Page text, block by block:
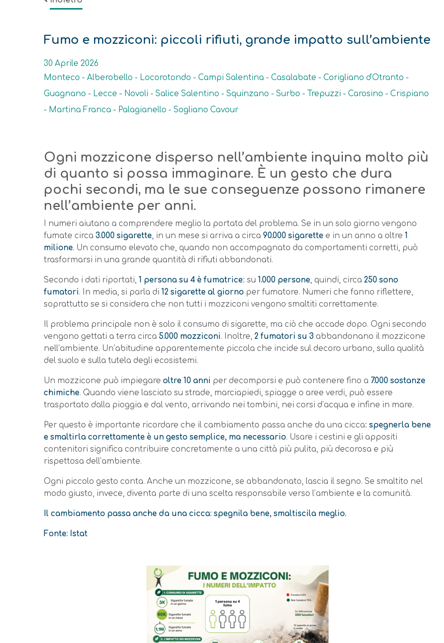
Fumo e mozziconi: piccoli rifiuti, grande impatto sull’ambiente
Data
30 Aprile 2026
Monteco - Alberobello - Locorotondo - Campi Salentina - Casalabate - Corigliano d'Otranto -
Guagnano - Lecce - Novoli - Salice Salentino - Squinzano - Surbo - Trepuzzi - Carosino - Crispiano
- Martina Franca - Palagianello - Sogliano Cavour
Descrizione
Ogni mozzicone disperso nell’ambiente inquina molto più
di quanto si possa immaginare. È un gesto che dura
pochi secondi, ma le sue conseguenze possono rimanere
nell’ambiente per anni.
I numeri aiutano a comprendere meglio la portata del problema. Se in un solo giorno vengono
fumate circa 3.000 sigarette, in un mese si arriva a circa 90.000 sigarette e in un anno a oltre 1
milione. Un consumo elevato che, quando non accompagnato da comportamenti corretti, può
trasformarsi in una grande quantità di rifiuti abbandonati.
Secondo i dati riportati, 1 persona su 4 è fumatrice: su 1.000 persone, quindi, circa 250 sono
fumatori. In media, si parla di 12 sigarette al giorno per fumatore. Numeri che fanno riflettere,
soprattutto se si considera che non tutti i mozziconi vengono smaltiti correttamente.
Il problema principale non è solo il consumo di sigarette, ma ciò che accade dopo. Ogni secondo
vengono gettati a terra circa 5.000 mozziconi. Inoltre, 2 fumatori su 3 abbandonano il mozzicone
nell’ambiente. Un’abitudine apparentemente piccola che incide sul decoro urbano, sulla qualità
del suolo e sulla tutela degli ecosistemi.
Un mozzicone può impiegare oltre 10 anni per decomporsi e può contenere fino a 7.000 sostanze
chimiche. Quando viene lasciato su strade, marciapiedi, spiagge o aree verdi, può essere
trasportato dalla pioggia e dal vento, arrivando nei tombini, nei corsi d’acqua e infine in mare.
Per questo è importante ricordare che il cambiamento passa anche da una cicca: spegnerla bene
e smaltirla correttamente è un gesto semplice, ma necessario. Usare i cestini e gli appositi
contenitori significa contribuire concretamente a una città più pulita, più decorosa e più
rispettosa dell’ambiente.
Ogni piccolo gesto conta. Anche un mozzicone, se abbandonato, lascia il segno. Se smaltito nel
modo giusto, invece, diventa parte di una scelta responsabile verso l’ambiente e la comunità.
Il cambiamento passa anche da una cicca: spegnila bene, smaltiscila meglio.
Fonte: Istat